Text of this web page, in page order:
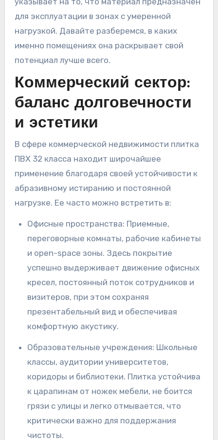
для эксплуатации в зонах с умеренной
нагрузкой. Давайте разберемся, в каких
именно помещениях она раскрывает свой
потенциал лучше всего.
Коммерческий сектор:
баланс долговечности
и эстетики
В сфере коммерческой недвижимости плитка
ПВХ 32 класса находит широчайшее
применение благодаря своей устойчивости к
абразивному истиранию и постоянной
нагрузке. Ее часто можно встретить в:
Офисные пространства: Приемные,
переговорные комнаты, рабочие кабинеты
и open-space зоны. Здесь покрытие
успешно выдерживает движение офисных
кресел, постоянный поток сотрудников и
визитеров, при этом сохраняя
презентабельный вид и обеспечивая
комфортную акустику.
Образовательные учреждения: Школьные
классы, аудитории университетов,
коридоры и библиотеки. Плитка устойчива
к царапинам от ножек мебели, не боится
грязи с улицы и легко отмывается, что
критически важно для поддержания
чистоты.